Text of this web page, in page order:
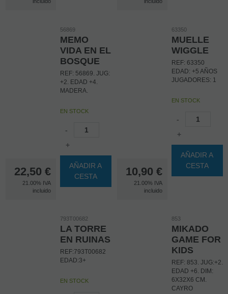
incluido incluido
22,50 €
21.00% IVA
incluido
56869
MEMO
VIDA EN EL
BOSQUE
REF: 56869. JUG:
+2. EDAD +4.
MADERA.
EN STOCK
-
+
AÑADIR A
CESTA
10,90 €
21.00% IVA
incluido
63350
MUELLE
WIGGLE
REF: 63350
EDAD: +5 AÑOS
JUGADORES: 1
EN STOCK
-
+
AÑADIR A
CESTA
793T00682
LA TORRE
EN RUINAS
REF:793T00682
EDAD:3+
EN STOCK
853
MIKADO
GAME FOR
KIDS
REF: 853. JUG:+2.
EDAD +6. DIM:
6X32X6 CM.
CAYRO